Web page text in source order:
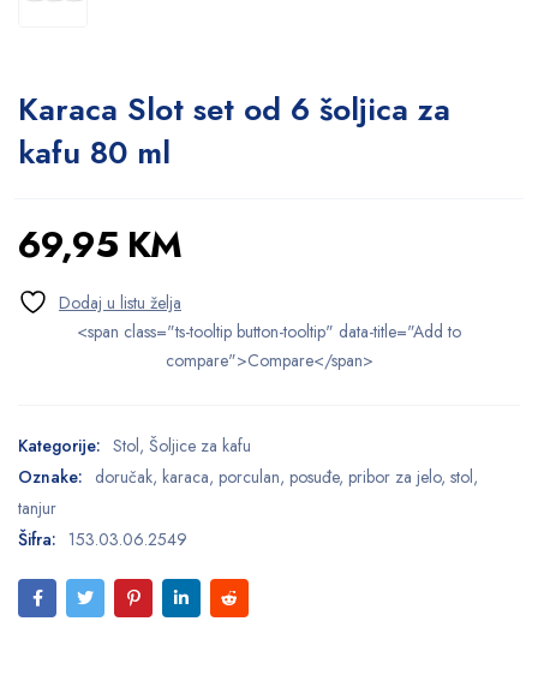
Karaca Slot set od 6 šoljica za
kafu 80 ml
69,95 KM
<span class="ts-tooltip button-tooltip" data-title="Add to
compare">Compare</span>
Kategorije: Stol, Šoljice za kafu
Oznake: doručak, karaca, porculan, posuđe, pribor za jelo, stol,
tanjur
Šifra: 153.03.06.2549